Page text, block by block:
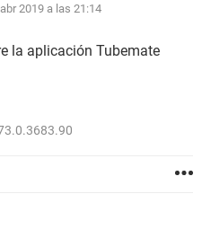
2019 a las 21:14
la aplicación Tubemate